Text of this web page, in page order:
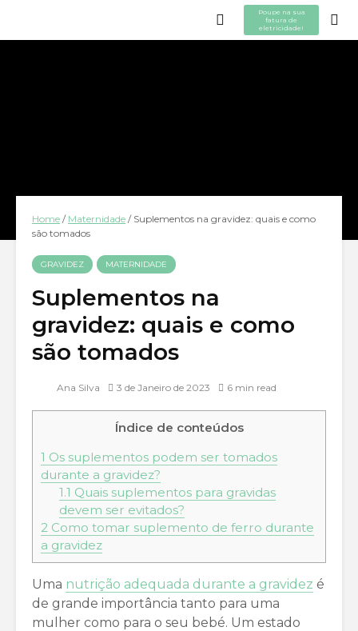
Poupe na sua
fatura de
eletricidade!
Home / Maternidade / Suplementos na gravidez: quais e como
são tomados
GRAVIDEZ MATERNIDADE
Suplementos na
gravidez: quais e como
são tomados
Ana Silva 3 de Janeiro de 2023 6 min read
Índice de conteúdos
1 Os suplementos podem ser tomados
durante a gravidez?
1.1 Quais suplementos para gravidas
devem ser evitados?
2 Como tomar suplemento de ferro durante
a gravidez
Uma nutrição adequada durante a gravidez é
de grande importância tanto para uma
mulher como para o seu bebé. Um estado